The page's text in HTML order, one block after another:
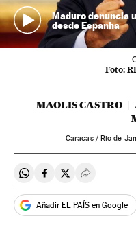
Maduro denuncia
desde Espanha
Foto:
MAOLIS CASTRO
Caracas / Rio de
Compartir en Whatsapp
Compartir en
Compartir en
Desplegar
Añadir EL PAÍS en Google